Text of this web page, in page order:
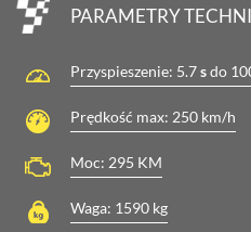
PARAMETRY
Przyspieszenie: 5.7sdo
Prędkość max: 250 km/h
Moc: 295 KM
Waga: 1590 kg